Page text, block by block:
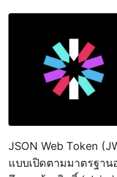
o
JSON Web Token
แบบเปิดตามมาตรฐาน